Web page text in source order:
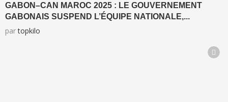
GABON–CAN MAROC 2025 : LE GOUVERNEMENT
GABONAIS SUSPEND L’ÉQUIPE NATIONALE,...
partopkilo